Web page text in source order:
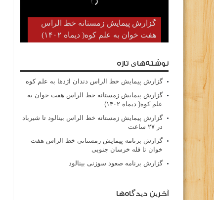
گزارش پیمایش زمستانه خط الراس
هفت خوان به علم کوه( دیماه ۱۴۰۲)
نوشته‌های تازه
گزارش پیمایش خط الراس دندان اژدها به علم کوه
گزارش پیمایش زمستانه خط الراس هفت خوان به
علم کوه( دیماه ۱۴۰۲)
گزارش پیمایش زمستانه خط الراس بینالود تا شیرباد
در ۲۷ ساعت
گزارش برنامه پیمایش زمستانی خط الراس هفت
خوان تا قله خرسان جنوبی
گزارش برنامه صعود سوزنی بینالود
آخرین دیدگاه‌ها